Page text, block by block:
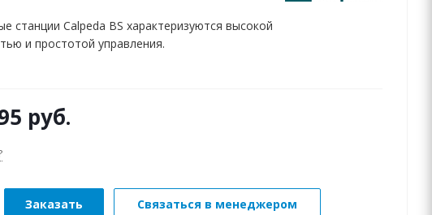
станции Calpeda BS характеризуются высокой
и простотой управления.
руб.
Заказать Связаться в менеджером